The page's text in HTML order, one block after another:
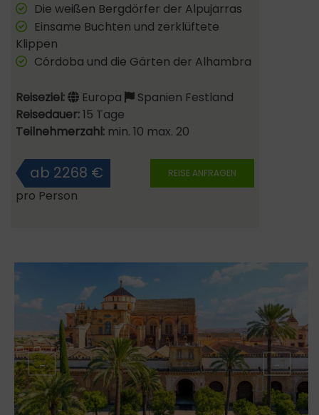
Die weißen Bergdörfer der Alpujarras
Einsame Buchten und zerklüftete
Klippen
Córdoba und die Gärten der Alhambra
Reiseziel: Europa
Spanien Festland
Reisedauer:15 Tage
Teilnehmerzahl:min. 10 max. 20
REISE ANFRAGEN
ab 2268 €
pro Person
← →